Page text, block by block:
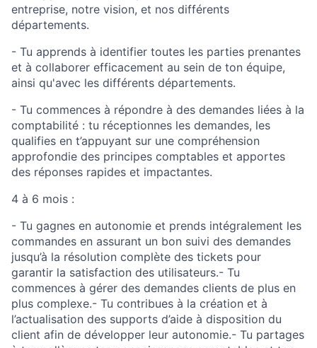
entreprise, notre vision, et nos différents
départements.
- Tu apprends à identifier toutes les parties prenantes
et à collaborer efficacement au sein de ton équipe,
ainsi qu'avec les différents départements.
- Tu commences à répondre à des demandes liées à la
comptabilité : tu réceptionnes les demandes, les
qualifies en t’appuyant sur une compréhension
approfondie des principes comptables et apportes
des réponses rapides et impactantes.
4 à 6 mois :
- Tu gagnes en autonomie et prends intégralement les
commandes en assurant un bon suivi des demandes
jusqu’à la résolution complète des tickets pour
garantir la satisfaction des utilisateurs.- Tu
commences à gérer des demandes clients de plus en
plus complexe.- Tu contribues à la création et à
l’actualisation des supports d’aide à disposition du
client afin de développer leur autonomie.- Tu partages